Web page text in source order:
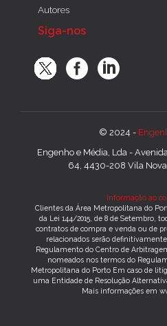
Autores
Siga-nos
© 2024 -
Engenho e Média, Lda -
64, 4430-208 Vila
Informação ao
Clientes da Área Metropolitana do
da Lei 144/2015, de 8 de Setembro,
contratos de compra e venda ou de
relacionados serão
Regulamento do Centro de
nomeados nos termos do
Metropolitana do Porto Em caso de
uma Entidade de Resolução
Mais informações em